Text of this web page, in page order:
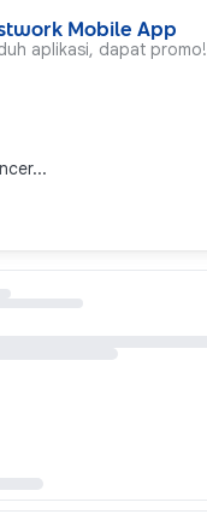
Mobile App
aplikasi, dapat promo!